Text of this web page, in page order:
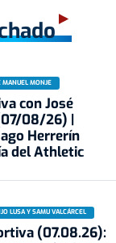
MANUEL MONJE
con José
08/26) |
Herrerín
del Athletic
LUSA Y SAMU VALCÁRCEL
(07.08.26):